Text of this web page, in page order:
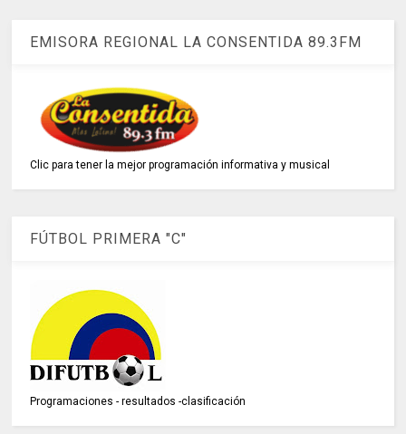
EMISORA REGIONAL LA CONSENTIDA 89.3FM
Clic para tener la mejor programación informativa y musical
FÚTBOL PRIMERA "C"
Programaciones - resultados -clasificación